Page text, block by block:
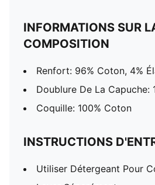
INFORMATIONS SUR
COMPOSITION
Renfort: 96% Coton, 4%
Doublure De La Capuche:
Coquille: 100% Coton
INSTRUCTIONS
Utiliser Détergeant Pour